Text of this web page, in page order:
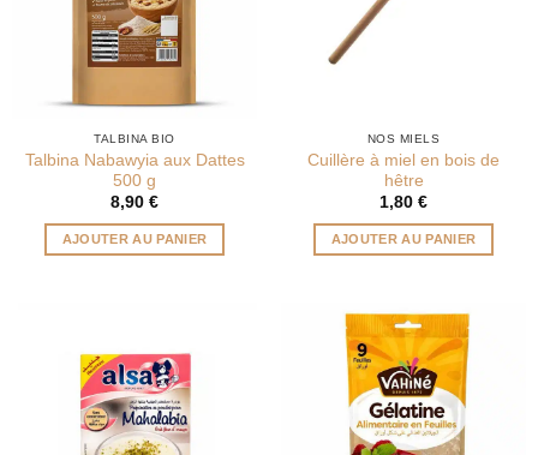
TALBINA BIO
Talbina Nabawyia aux Dattes
500 g
8,90 €
AJOUTER AU PANIER
NOS MIELS
Cuillère à miel en bois de
hêtre
1,80 €
AJOUTER AU PANIER